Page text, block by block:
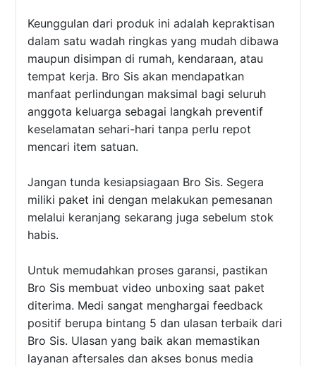
Keunggulan dari produk ini adalah kepraktisan
dalam satu wadah ringkas yang mudah dibawa
maupun disimpan di rumah, kendaraan, atau
tempat kerja. Bro Sis akan mendapatkan
manfaat perlindungan maksimal bagi seluruh
anggota keluarga sebagai langkah preventif
keselamatan sehari-hari tanpa perlu repot
mencari item satuan.
Jangan tunda kesiapsiagaan Bro Sis. Segera
miliki paket ini dengan melakukan pemesanan
melalui keranjang sekarang juga sebelum stok
habis.
Untuk memudahkan proses garansi, pastikan
Bro Sis membuat video unboxing saat paket
diterima. Medi sangat menghargai feedback
positif berupa bintang 5 dan ulasan terbaik dari
Bro Sis. Ulasan yang baik akan memastikan
layanan aftersales dan akses bonus media